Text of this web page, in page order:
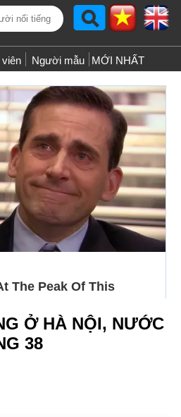
viên Người mẫu MỚI NHẤT
Ở HÀ NỘI, NƯỚC
38